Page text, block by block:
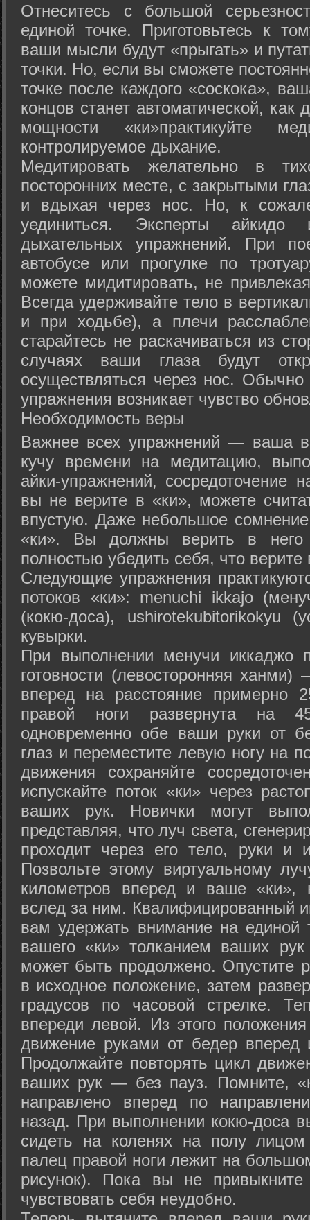
Отнеситесь с большой
единой точке. Приготовьтесь к
ваши мысли будут «прыгать» и
точки. Но, если вы сможете
точке после каждого «соскока»,
концов станет автоматической,
мощности «ки»практикуйте
контролируемое дыхание.
Медитировать желательно в
посторонних месте, с закрытыми
и вдыхая через нос. Но, к
уединиться. Эксперты айкидо
дыхательных упражнений. При
автобусе или прогулке по
можете мидитировать, не
Всегда удерживайте тело в
и при ходьбе), а плечи
старайтесь не раскачиваться из
случаях ваши глаза будут
осуществляться через нос. Обычно
упражнения возникает чувство
Необходимость веры
Важнее всех упражнений — ваша
кучу времени на медитацию,
айки-упражнений, сосредоточение
вы не верите в «ки», можете
впустую. Даже небольшое сомнение
«ки». Вы должны верить в
полностью убедить себя, что верите
Следующие упражнения
потоков «ки»: menuchi ikkajo
(кокю-доса), ushiro­tekubitori­kokyu
кувырки.
При выполнении менучи иккаджо
готовности (левосторонняя
вперед на расстояние примерно
правой ноги развернута на
одновременно обе ваши руки от
глаз и переместите левую ногу на
движения сохраняйте
испускайте поток «ки» через
ваших рук. Новички могут
представляя, что луч света,
проходит через его тело, руки и
Позвольте этому виртуальному
километров вперед и ваше «ки»,
вслед за ним. Квалифицированный
вам удержать внимание на единой
вашего «ки» толканием ваших
может быть продолжено. Опустите
в исходное положение, затем
градусов по часовой стрелке.
впереди левой. Из этого
движение руками от бедер вперед
Продолжайте повторять цикл
ваших рук — без пауз. Помните,
направлено вперед по
назад. При выполнении кокю-доса
сидеть на коленях на полу
палец правой ноги лежит на
рисунок). Пока вы не
чувствовать себя неудобно.